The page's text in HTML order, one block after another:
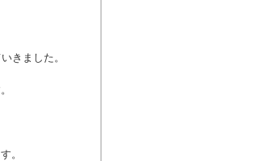
きました。
。